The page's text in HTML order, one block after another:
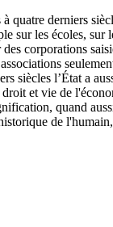
quatre derniers
sur les écoles, sur
corporations
siècles l’État a
et vie de
quand
de